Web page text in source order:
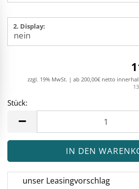
2. Display:
zzgl. 19% MwSt. | ab 200,00€ netto
Stück:
unser Leasingvorschlag